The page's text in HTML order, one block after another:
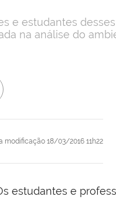
modificação18/03/2016 11h22
e estudantes
na análise do
estudantes e